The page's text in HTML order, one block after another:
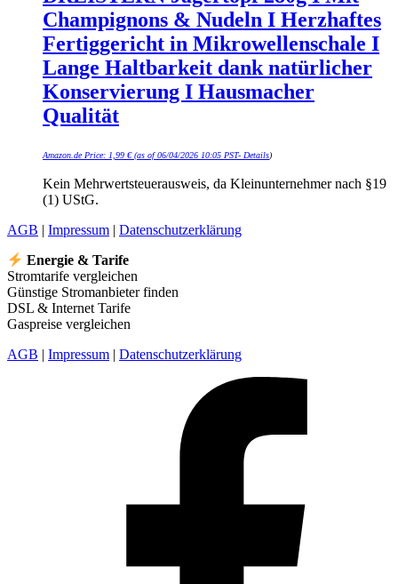
Champignons & Nudeln I Herzhaftes
Fertiggericht in Mikrowellenschale I
Lange Haltbarkeit dank natürlicher
Konservierung I Hausmacher
Qualität
Amazon.de Price: 1,99 €(as of 06/04/2026 10:05 PST- Details)
Kein Mehrwertsteuerausweis, da Kleinunternehmer nach §19
(1) UStG.
AGB | Impressum | Datenschutzerklärung
Energie & Tarife
Stromtarife vergleichen
Günstige Stromanbieter finden
DSL & Internet Tarife
Gaspreise vergleichen
AGB | Impressum | Datenschutzerklärung